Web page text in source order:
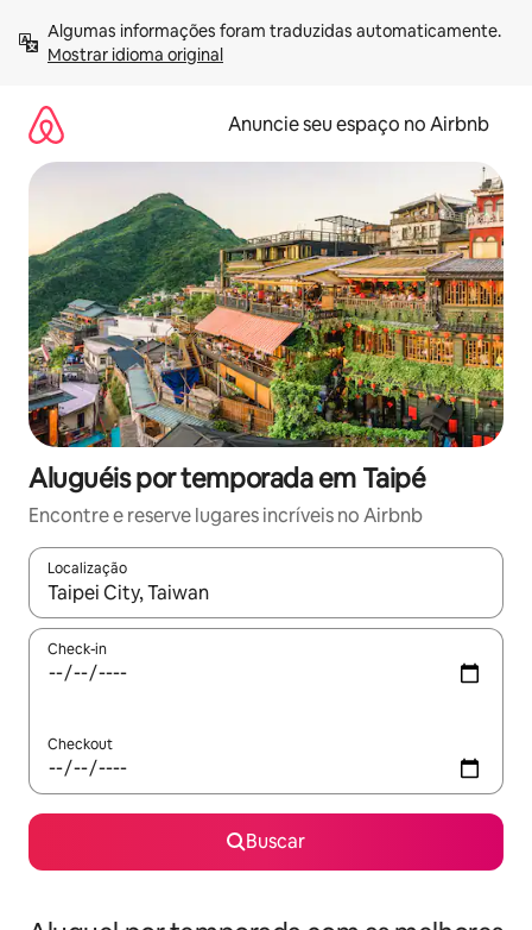
para
Mostrar idioma original
Anuncie seu espaço no Airbnb
Aluguéis por temporada em Taipé
Encontre e reserve lugares incríveis no Airbnb
Localização
Quando os resultados estiverem disponíveis, explore-os
Check-in
Checkout
Buscar